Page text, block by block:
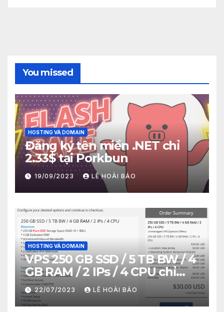
You missed
HOSTING VÀ DOMAIN
Đăng ký tên miền .NET chỉ
2.33$ tại Porkbun
19/09/2023 LÊ HOÀI BẢO
HOSTING VÀ DOMAIN
VPS 250 GB SSD / 5 TB BW / 4
GB RAM / 2 IPs / 4 CPU chỉ
30$/năm
22/07/2023 LÊ HOÀI BẢO